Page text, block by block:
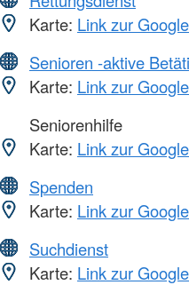
Karte: Link zur
Senioren -aktive
Karte: Link zur
Seniorenhilfe
Karte: Link zur
Spenden
Karte: Link zur
Suchdienst
Karte: Link zur